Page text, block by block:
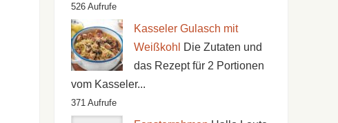
526 Aufrufe
Kasseler Gulasch mit
Weißkohl
Die Zutaten und
das Rezept für 2 Portionen
vom Kasseler...
371 Aufrufe